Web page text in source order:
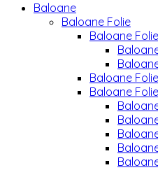
Baloane
Baloane Folie
Baloane
Baloane
Baloane